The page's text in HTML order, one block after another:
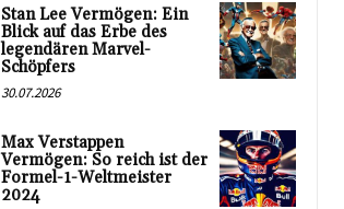
Stan Lee Vermögen: Ein
Blick auf das Erbe des
legendären Marvel-
Schöpfers
30.07.2026
Max Verstappen
Vermögen: So reich ist der
Formel-1-Weltmeister
2024